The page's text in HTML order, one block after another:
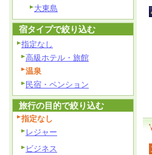
大東島
宿タイプで絞り込む
指定なし
高級ホテル・旅館
温泉
民宿・ペンション
旅行の目的で絞り込む
指定なし
レジャー
ビジネス